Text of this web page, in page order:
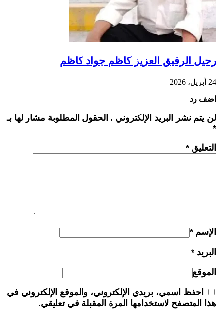
رحيل الرفيق العزيز كاظم جواد كاظم
24 أبريل، 2026
اضف رد
لن يتم نشر البريد الإلكتروني . الحقول المطلوبة مشار لها بـ
*
التعليق *
الإسم *
البريد *
الموقع
احفظ اسمي، بريدي الإلكتروني، والموقع الإلكتروني في
هذا المتصفح لاستخدامها المرة المقبلة في تعليقي.